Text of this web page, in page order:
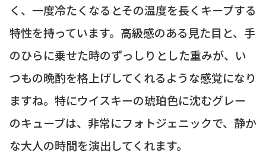
く、一度冷たくなるとその温度を長くキープする
特性を持っています。高級感のある見た目と、手
のひらに乗せた時のずっしりとした重みが、い
つもの晩酌を格上げしてくれるような感覚になり
ますね。特にウイスキーの琥珀色に沈むグレー
のキューブは、非常にフォトジェニックで、静か
な大人の時間を演出してくれます。